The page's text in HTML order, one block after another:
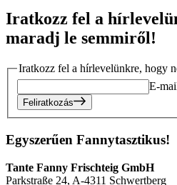
Iratkozz fel a
maradj le semmiről!
Iratkozz fel a hírlevelünkre, hogy
E-
Feliratkozás
Egyszerűen Fannytasztikus!
Tante Fanny Frischteig GmbH
Parkstraße 24, A-4311 Schwertberg